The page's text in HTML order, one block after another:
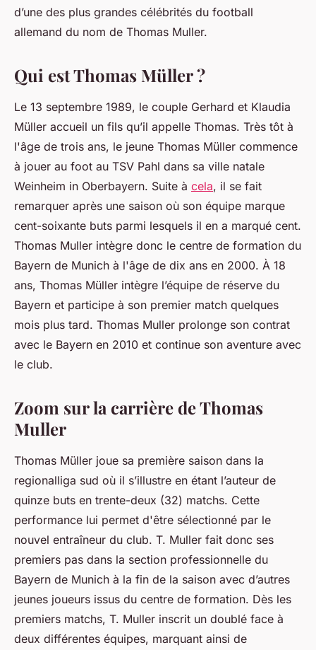
d’une des plus grandes célébrités du football
allemand du nom de Thomas Muller.
Qui est Thomas Müller ?
Le 13 septembre 1989, le couple Gerhard et Klaudia
Müller accueil un fils qu’il appelle Thomas. Très tôt à
l'âge de trois ans, le jeune Thomas Müller commence
à jouer au foot au TSV Pahl dans sa ville natale
Weinheim in Oberbayern. Suite à cela, il se fait
remarquer après une saison où son équipe marque
cent-soixante buts parmi lesquels il en a marqué cent.
Thomas Muller intègre donc le centre de formation du
Bayern de Munich à l'âge de dix ans en 2000. À 18
ans, Thomas Müller intègre l’équipe de réserve du
Bayern et participe à son premier match quelques
mois plus tard. Thomas Muller prolonge son contrat
avec le Bayern en 2010 et continue son aventure avec
le club.
Zoom sur la carrière de Thomas
Muller
Thomas Müller joue sa première saison dans la
regionalliga sud où il s’illustre en étant l’auteur de
quinze buts en trente-deux (32) matchs. Cette
performance lui permet d'être sélectionné par le
nouvel entraîneur du club. T. Muller fait donc ses
premiers pas dans la section professionnelle du
Bayern de Munich à la fin de la saison avec d’autres
jeunes joueurs issus du centre de formation. Dès les
premiers matchs, T. Muller inscrit un doublé face à
deux différentes équipes, marquant ainsi de